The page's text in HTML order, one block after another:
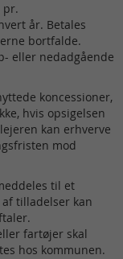
pr.
år. Betales
bortfalde.
eller nedadgående
koncessioner,
hvis opsigelsen
kan erhverve
mod
til et
tilladelser kan
fartøjer skal
hos kommunen.